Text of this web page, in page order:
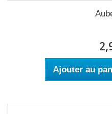
Ajouter au